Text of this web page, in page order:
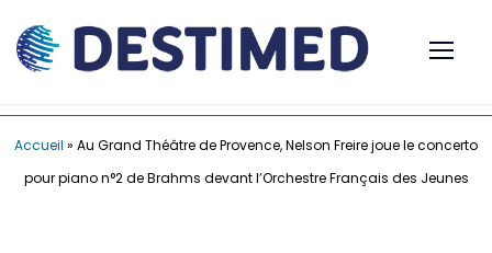
Accueil » Au Grand Théâtre de Provence, Nelson Freire joue le concerto
pour piano n°2 de Brahms devant l’Orchestre Français des Jeunes